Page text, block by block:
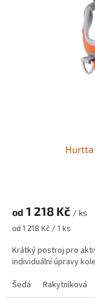
od 1 218 Kč / ks
Měrná
od 1 218 Kč / 1 ks
Krátký postroj pro
individuální úpravy
Šedá
Rakytníková